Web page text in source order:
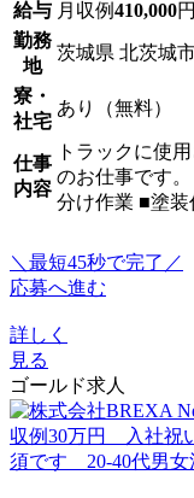
給与 月収例410,000円
勤務
地
茨城県 北茨城
寮・
社宅
あり（無料）
仕事
内容
トラックに使
のお仕事です
分け作業 ■塗装
＼最短45秒で完了／
応募へ進む
詳しく
見る
ゴールド求人